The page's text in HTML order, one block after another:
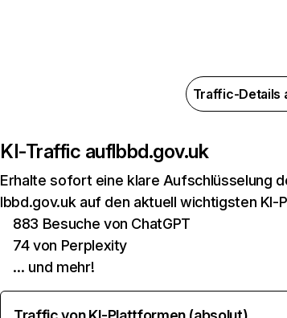
Traffic-Details
KI-Traffic auflbbd.gov.uk
Erhalte sofort eine klare Aufschlüsselung
lbbd.gov.uk auf den aktuell wichtigsten
883 Besuche von ChatGPT
74 von Perplexity
… und mehr!